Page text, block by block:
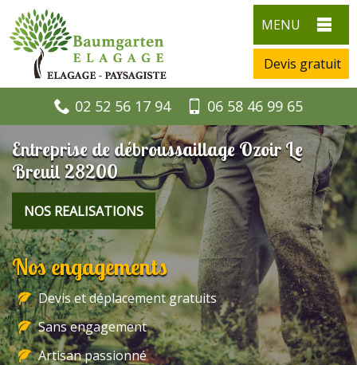
MENU
Devis gratuit
02 52 56 17 94 06 58 46 99 65
Entreprise de débroussaillage Ozoir Le
Breuil 28200
NOS REALISATIONS
Nos engagements
Devis et déplacement gratuits
Sans engagement
Artisan passionné